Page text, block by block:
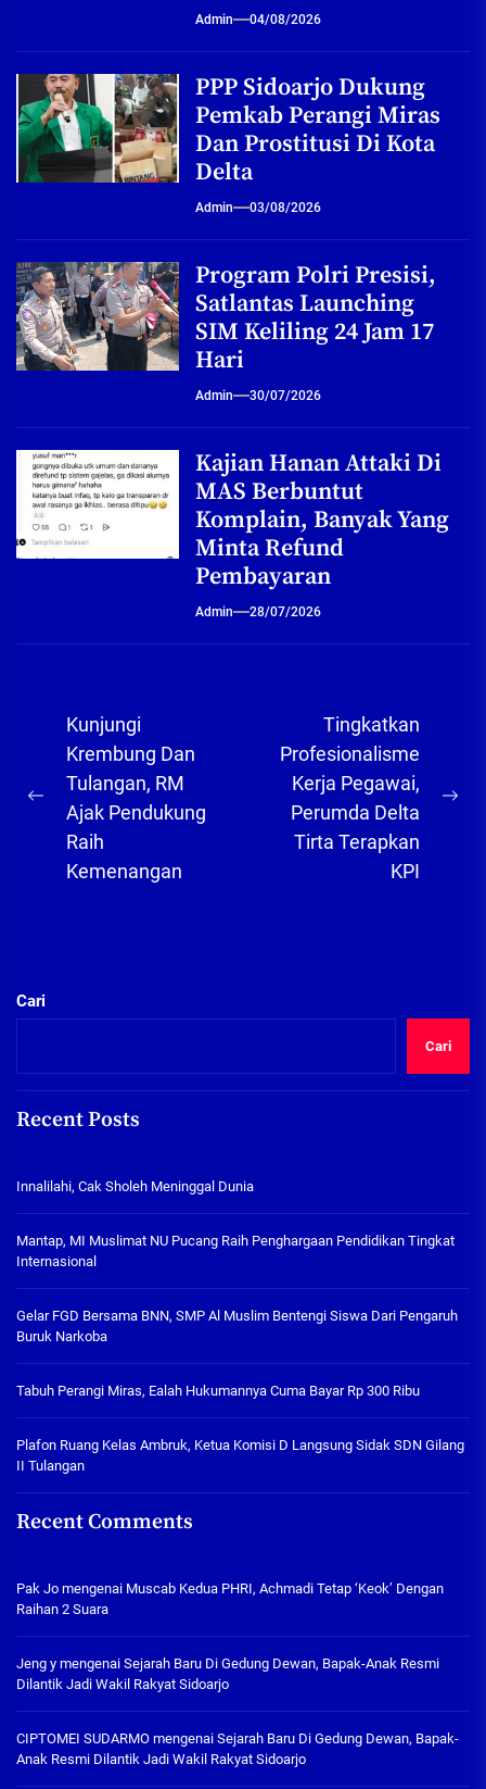
Admin 04/08/2026
PPP Sidoarjo Dukung
Pemkab Perangi Miras
Dan Prostitusi Di Kota
Delta
Admin 03/08/2026
Program Polri Presisi,
Satlantas Launching
SIM Keliling 24 Jam 17
Hari
Admin 30/07/2026
Kajian Hanan Attaki Di
MAS Berbuntut
Komplain, Banyak Yang
Minta Refund
Pembayaran
Admin 28/07/2026
Navigasi
pos
Previous
post:
Kunjungi
Krembung Dan
Tulangan, RM
Ajak Pendukung
Raih
Kemenangan
Tingkatkan
Profesionalisme
Kerja Pegawai,
Perumda Delta
Tirta Terapkan
KPI
Cari
Cari
Recent Posts
Innalilahi, Cak Sholeh Meninggal Dunia
Mantap, MI Muslimat NU Pucang Raih Penghargaan Pendidikan Tingkat
Internasional
Gelar FGD Bersama BNN, SMP Al Muslim Bentengi Siswa Dari Pengaruh
Buruk Narkoba
Tabuh Perangi Miras, Ealah Hukumannya Cuma Bayar Rp 300 Ribu
Plafon Ruang Kelas Ambruk, Ketua Komisi D Langsung Sidak SDN Gilang
II Tulangan
Recent Comments
Pak Jo mengenai Muscab Kedua PHRI, Achmadi Tetap ‘Keok’ Dengan
Raihan 2 Suara
Jeng y mengenai Sejarah Baru Di Gedung Dewan, Bapak-Anak Resmi
Dilantik Jadi Wakil Rakyat Sidoarjo
CIPTOMEI SUDARMO mengenai Sejarah Baru Di Gedung Dewan, Bapak-
Anak Resmi Dilantik Jadi Wakil Rakyat Sidoarjo